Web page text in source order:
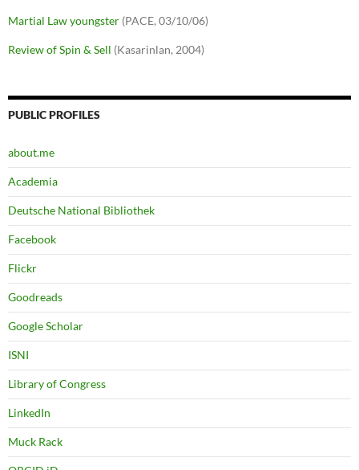
Martial Law youngster (PACE, 03/10/06)
Review of Spin & Sell (Kasarinlan, 2004)
PUBLIC PROFILES
about.me
Academia
Deutsche National Bibliothek
Facebook
Flickr
Goodreads
Google Scholar
ISNI
Library of Congress
LinkedIn
Muck Rack